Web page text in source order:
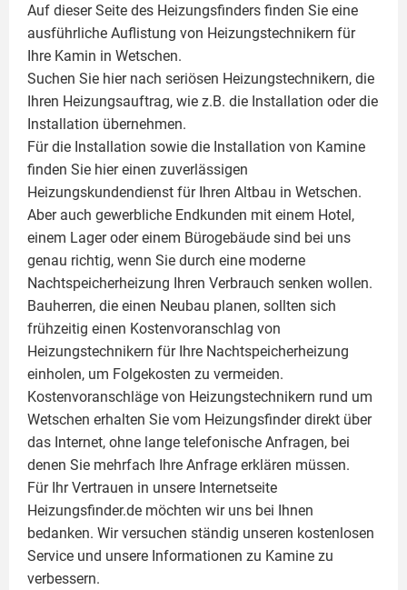
Auf dieser Seite des Heizungsfinders finden Sie eine
ausführliche Auflistung von Heizungstechnikern für
Ihre Kamin in Wetschen.
Suchen Sie hier nach seriösen Heizungstechnikern, die
Ihren Heizungsauftrag, wie z.B. die Installation oder die
Installation übernehmen.
Für die Installation sowie die Installation von Kamine
finden Sie hier einen zuverlässigen
Heizungskundendienst für Ihren Altbau in Wetschen.
Aber auch gewerbliche Endkunden mit einem Hotel,
einem Lager oder einem Bürogebäude sind bei uns
genau richtig, wenn Sie durch eine moderne
Nachtspeicherheizung Ihren Verbrauch senken wollen.
Bauherren, die einen Neubau planen, sollten sich
frühzeitig einen Kostenvoranschlag von
Heizungstechnikern für Ihre Nachtspeicherheizung
einholen, um Folgekosten zu vermeiden.
Kostenvoranschläge von Heizungstechnikern rund um
Wetschen erhalten Sie vom Heizungsfinder direkt über
das Internet, ohne lange telefonische Anfragen, bei
denen Sie mehrfach Ihre Anfrage erklären müssen.
Für Ihr Vertrauen in unsere Internetseite
Heizungsfinder.de möchten wir uns bei Ihnen
bedanken. Wir versuchen ständig unseren kostenlosen
Service und unsere Informationen zu Kamine zu
verbessern.